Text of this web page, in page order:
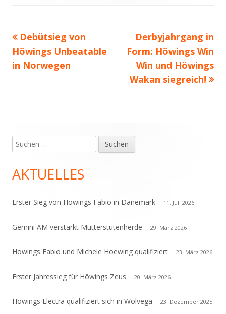
Beitragsnavigation
Vorheriger
Beitrag:
Debütsieg von
Höwings Unbeatable
in Norwegen
Nächster
Beitrag
Derbyjahrgang in
Form: Höwings Win
Win und Höwings
Wakan siegreich!
Haupt-
Seitenleiste
Suchen
nach:
AKTUELLES
Erster Sieg von Höwings Fabio in Dänemark 11. Juli 2026
Gemini AM verstärkt Mutterstutenherde 29. März 2026
Höwings Fabio und Michele Hoewing qualifiziert 23. März 2026
Erster Jahressieg für Höwings Zeus 20. März 2026
Höwings Electra qualifiziert sich in Wolvega 23. Dezember 2025